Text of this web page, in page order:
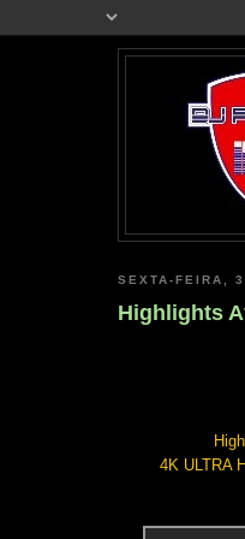
SEXTA-FEIRA,
Highlights
4K ULTRA